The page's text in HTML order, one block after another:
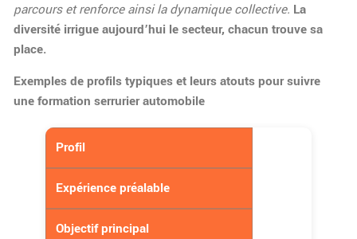
parcours et renforce ainsi la dynamique collective. La
diversité irrigue aujourd’hui le secteur, chacun trouve sa
place.
Exemples de profils typiques et leurs atouts pour suivre
une formation serrurier automobile
Profil
Expérience préalable
Objectif principal